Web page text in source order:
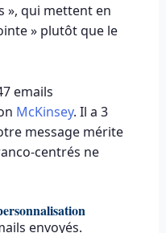
», qui mettent en
» plutôt que le
emails
McKinsey. Il a 3
message mérite
centrés ne
envoyés.